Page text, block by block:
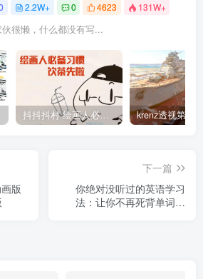
2.2W+ 0 4623 131W+
很懒，什么都没有写...
抖抖抖村 绘画人必备习惯2020【画质不错】
版
下一篇
你绝对没听过的英语学习
法：让你不再死背单词语